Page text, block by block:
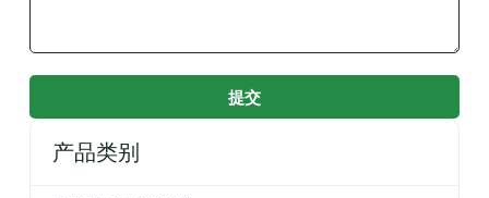
提交
产品类别